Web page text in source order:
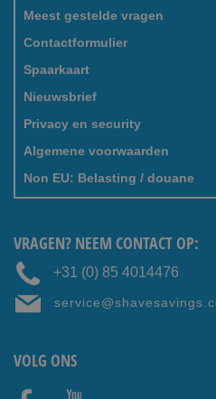
Meest gestelde vragen
Contactformulier
Spaarkaart
Nieuwsbrief
Privacy en security
Algemene voorwaarden
Non EU: Belasting / douane
VRAGEN? NEEM CONTACT OP:
+31 (0) 85 4014476
VOLG ONS